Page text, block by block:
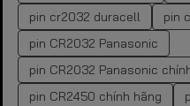
pin cr2032 duracell
pin
pin CR2032 Panasonic
pin CR2032 Panasonic
pin CR2450 chính hãng